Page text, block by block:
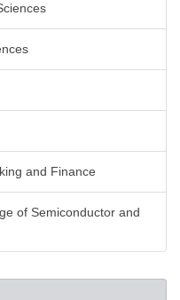
and Finance
of Semiconductor and